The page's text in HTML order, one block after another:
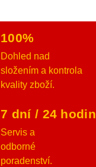
100%
Dohled nad
složením a kontrola
kvality zboží.
7 dní / 24 hodin
Servis a
odborné
poradenství.